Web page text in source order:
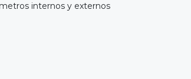
internos y externos